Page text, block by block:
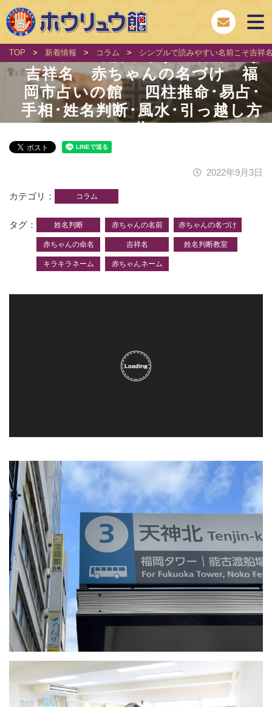
TOP > 新着情報 > コラム > シンプルで読みやすい名前こそ吉
シンプルで読みやすい名前こそ
吉祥名 赤ちゃんの名づけ 福
岡市占いの館 四柱推命･易占･
手相･姓名判断･風水･引っ越し方
2022年9月3日
カテゴリ コラム
タグ 姓名判断 赤ちゃんの名前 赤ちゃんの名づけ
赤ちゃんの命名 吉祥名 姓名判断教室
キラキラネーム 赤ちゃんネーム